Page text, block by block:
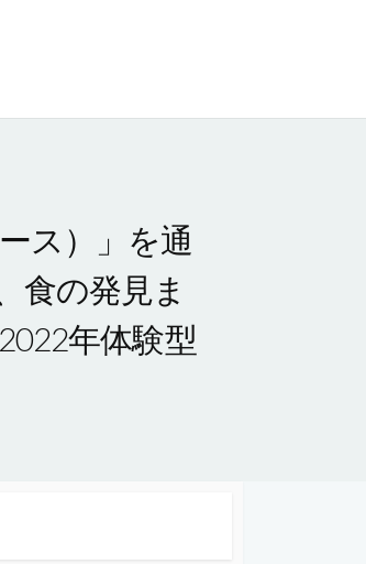
ス）」を通
食の発見ま
年体験型